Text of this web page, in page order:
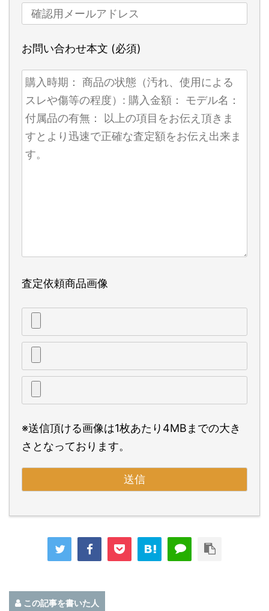
お問い合わせ本文 (必須)
査定依頼商品画像
※送信頂ける画像は1枚あたり4MBまでの大き
さとなっております。
この記事を書いた人